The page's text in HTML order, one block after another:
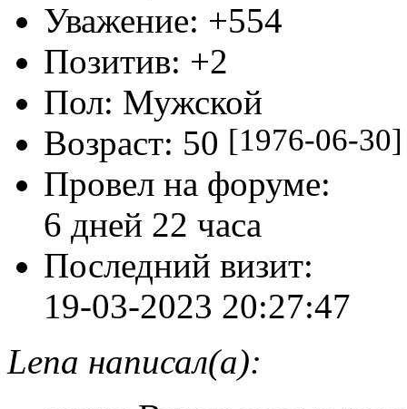
Зарегистрирован
Сообщений:
Уважение: +554
Позитив: +2
Пол:Мужской
Возраст:50[1976-06-30]
Провел на форуме:
6 дней 22 часа
Последний визит:
19-03-2023 20:27:47